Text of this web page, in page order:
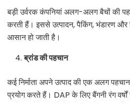
बड़ी उर्वरक कंपनियां अलग-अलग बैचों की
करती हैं। इससे उत्पादन, पैकिंग, भंडारण और
आसान हो जाती है।
ब्रांड की पहचान
कई निर्माता अपने उत्पाद की एक अलग
प्रयोग करते हैं। DAP के लिए बैंगनी रंग